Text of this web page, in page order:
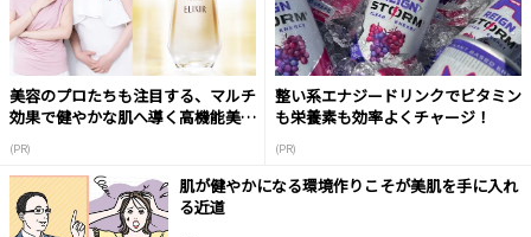
美容のプロたちも注目する、マルチ
効果で健やかな肌へ導く高機能美容
(PR)
整い系エナジードリンクでビタミン
も栄養素も効率よくチャージ！
(PR)
肌が健やかになる環境作りこそが美肌を手に入れ
る近道